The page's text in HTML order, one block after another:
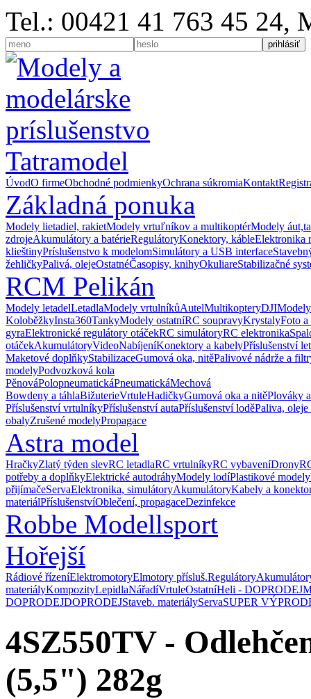
Tel.: 00421 41 763 45 24,
ÚvodO firmeObchodné podmienkyOchrana súkromiaKontakt
Základná ponuka
Modely lietadiel, rakietModely vrtuľníkov a multikoptérModely
zdrojeAkumulátory a batérieRegulátoryKonektory, kábleElektronika
klieštinyPríslušenstvo k modelomSimulátory a USB interface
žehličkyPalivá, olejeOstatnéČasopisy, knihyOkuliareStabilizačné
RCM Pelikán
Modely letadelLetadlaModely vrtulníkůAutelMultikopteryDJI
KoloběžkyInsta360TankyModely ostatníRC soupravyKrystalyFoto
gyraElektronické regulátory otáčekRC simulátoryRC elektronika
otáčekAkumulátoryVideoNabíjeníKonektory a kabelyPříslušenství
Maketové doplňkyStabilizaceGumová oka, nitěPalivové nádrže a
modelyPodvozková kola
PěnováPolopneumatickáPneumatickáMechová
Bowdeny a táhlaBižuterieVrtuleHadičkyGumová oka a nitěPlováky
Příslušenství vrtulníkyPříslušenství autaPříslušenství loděPaliva, oleje
obalyZrušené modelyPropagace
Astra model
HračkyZlatý týden slevRC letadlaRC vrtulníkyRC vybaveníDrony
potřeby a doplňkyElektrické autodráhyModely lodíPlastikové modely
přijímačeServaElektronika, simulátoryAkumulátoryKabely a
materiálPříslušenstvíOblečení, propagaceDezinfekce
Robbe Modellsport
Hořejší
Rádiové řízeníElektromotoryElmotory přísluš.Regulátory
materiályKompozityLepidlaNářadíVrtuleOstatníHeli - DOPRODEJ
DOPRODEJDOPRODEJStaveb. materiályServaSUPER
4SZ550TV -
(5,5") 282g